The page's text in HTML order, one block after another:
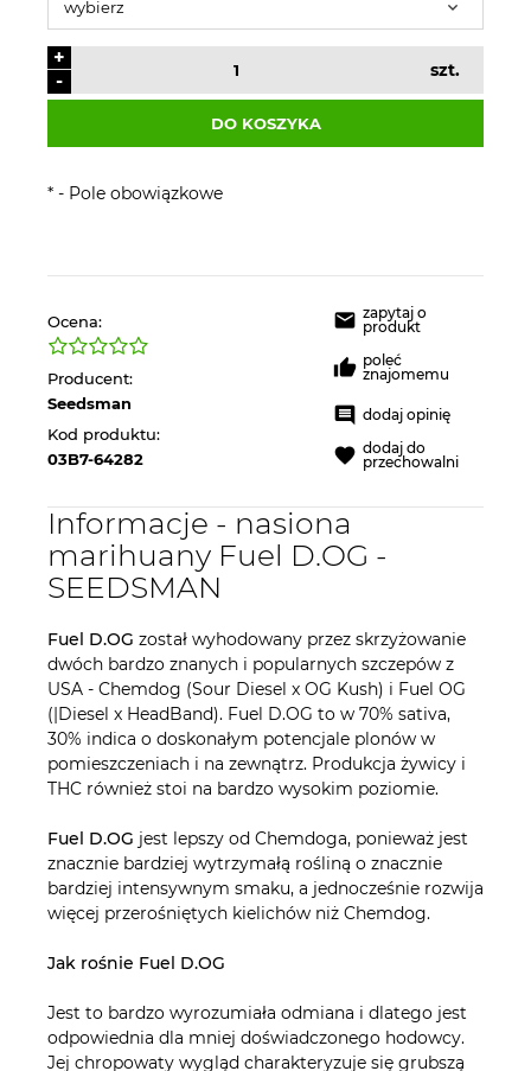
-
+
szt.
DO KOSZYKA
* - Pole obowiązkowe
Ocena:
Producent:
Seedsman
Kod produktu:
03B7-64282
zapytaj o
produkt
poleć
znajomemu
dodaj opinię
dodaj do
przechowalni
Informacje - nasiona
marihuany Fuel D.OG -
SEEDSMAN
Fuel D.OG został wyhodowany przez skrzyżowanie
dwóch bardzo znanych i popularnych szczepów z
USA - Chemdog (Sour Diesel x OG Kush) i Fuel OG
(|Diesel x HeadBand). Fuel D.OG to w 70% sativa,
30% indica o doskonałym potencjale plonów w
pomieszczeniach i na zewnątrz. Produkcja żywicy i
THC również stoi na bardzo wysokim poziomie.
Fuel D.OG jest lepszy od Chemdoga, ponieważ jest
znacznie bardziej wytrzymałą rośliną o znacznie
bardziej intensywnym smaku, a jednocześnie rozwija
więcej przerośniętych kielichów niż Chemdog.
Jak rośnie Fuel D.OG
Jest to bardzo wyrozumiała odmiana i dlatego jest
odpowiednia dla mniej doświadczonego hodowcy.
Jej chropowaty wygląd charakteryzuje się grubszą